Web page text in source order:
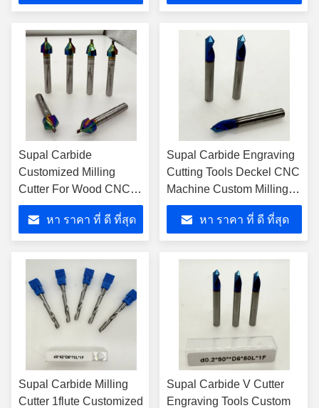
Supal Carbide
Customized Milling
Cutter For Wood CNC
Machining With 2/4
Flutes DLC Coating
หา ราคา ที่ ดี ที่สุด
Supal Carbide Engraving
Cutting Tools Deckel CNC
Machine Custom Milling
Tools With Customized
ODM Support And
AlTiN/TiAlN Coating
หา ราคา ที่ ดี ที่สุด
Supal Carbide Milling
Cutter 1flute Customized
Supal Carbide V Cutter
Engraving Tools Custom